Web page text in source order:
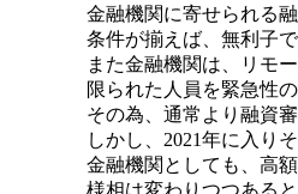
金融機関に寄せられる
条件が揃えば、無利子
また金融機関は、リモ
限られた人員を緊急性
その為、通常より融資
しかし、2021年に入り
金融機関としても、高
様相は変わりつつある